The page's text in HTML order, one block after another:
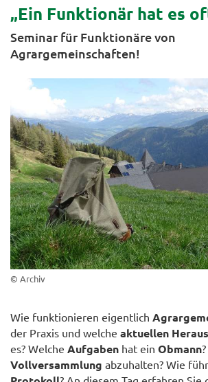
„Ein Funktionär hat es
Seminar für Funktionäre von
Agrargemeinschaften!
© Archiv
Wie funktionieren eigentlich
der Praxis und welche aktuellen
es? Welche Aufgaben hat ein Obmann
Vollversammlung abzuhalten? Wie